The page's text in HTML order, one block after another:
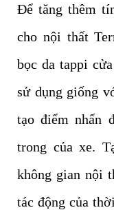
Để tăng thêm
cho nội thất
bọc da tappi
sử dụng giống
tạo điểm nhấn
trong của xe.
không gian nội
tác động của